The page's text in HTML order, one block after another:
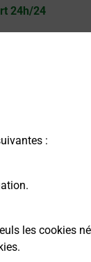
:
les cookies
.
24h/24